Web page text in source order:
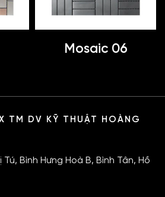
Mosaic 06
TM DV KỸ THUẬT HOÀNG
Bình Hưng Hoà B, Bình Tân, Hồ